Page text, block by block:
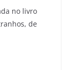
no livro
de